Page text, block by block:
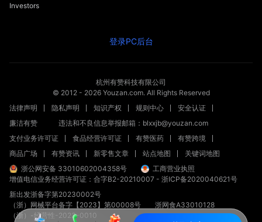
Investors
登录PC后台
杭州有赞科技有限公司
© 2012 - 2026Youzan.com. All Rights Reserved
法律声明
隐私声明 知识产权 规则中心
安全认证
廉洁有赞
违法和不良信息举报邮箱：blxxjb@youzan.com
支付业务许可证
食品经营许可证 有赞医药
有赞跨境
商品广场
有赞资讯 新零售文章 站点地图
关键词地图
浙公网安备 33010602004358号
工商营业执照
增值电信业务经营许可证：合字B2-20210007 - 浙ICP备2020040621号
新出发浙备字第20230002号
（浙）网械平台备字【2023】第00008号
浙网食A33010128
（浙）-经营性-2023-0010